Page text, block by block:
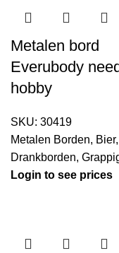
Metalen bord
Everubody
hobby
SKU: 30419
Metalen Borden, Bier,
Drankborden,
Login to see prices